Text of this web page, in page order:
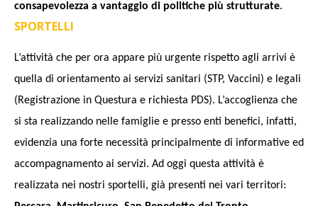
consapevolezza a vantaggio di politiche più strutturate.
SPORTELLI
L’attività che per ora appare più urgente rispetto agli arrivi è
quella di orientamento ai servizi sanitari (STP, Vaccini) e legali
(Registrazione in Questura e richiesta PDS). L’accoglienza che
si sta realizzando nelle famiglie e presso enti benefici, infatti,
evidenzia una forte necessità principalmente di informative ed
accompagnamento ai servizi. Ad oggi questa attività è
realizzata nei nostri sportelli, già presenti nei vari territori: